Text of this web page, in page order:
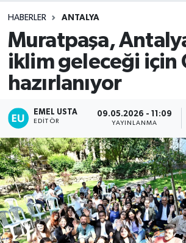
HABERLER ANTALYA
Muratpaşa,
iklim geleceği için
hazırlanıyor
EMEL USTA
EDITÖR
09.05.2026 - 11:09
YAYINLANMA